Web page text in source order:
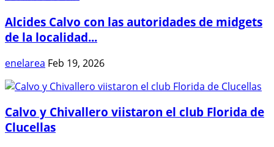
Alcides Calvo con las autoridades de midgets
de la localidad...
enelarea Feb 19, 2026
Calvo y Chivallero viistaron el club Florida de
Clucellas